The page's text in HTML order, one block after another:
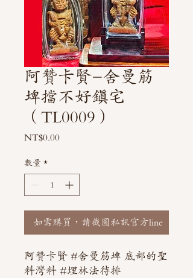
阿贊卡賢-舍曼筋
埤擋不好鎮宅
（TL0009）
NT$0.00價
數量 *
如需購買，請截圖私訊官方line
阿贊卡賢 #舍曼筋埤 底部的聖
料灣料 #埋林法待排